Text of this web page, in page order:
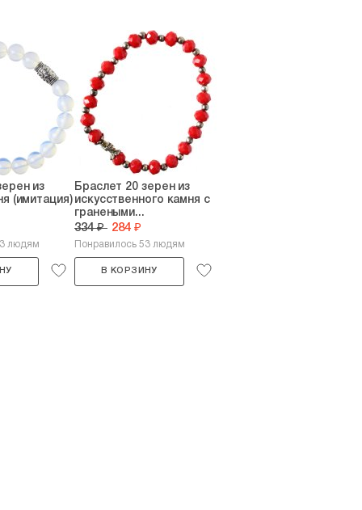
из
(имитация)
людям
Браслет 20 зерен из
искусственного камня с
гранеными...
334 ₽ 284 ₽
Понравилось 53 людям
В КОРЗИНУ